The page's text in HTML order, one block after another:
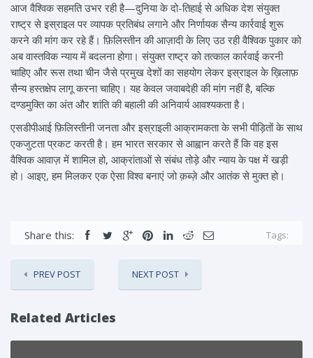
आज वैश्विक सहमति उभर रही है—दुनिया के दो-तिहाई से अधिक देश संयुक्त
राष्ट्र से इस्राइल पर व्यापक प्रतिबंध लगाने और निर्णायक सैन्य कार्रवाई शुरू
करने की मांग कर रहे हैं। फ़िलिस्तीन की आज़ादी के लिए उठ रही वैश्विक पुकार को
अब वास्तविक न्याय में बदलना होगा। संयुक्त राष्ट्र को तत्काल कार्रवाई करनी
चाहिए और रूस तथा चीन जैसे प्रमुख देशों का सहयोग लेकर इस्राइल के ख़िलाफ़
सैन्य हस्तक्षेप लागू करना चाहिए। यह केवल जवाबदेही की मांग नहीं है, बल्कि
दण्डमुक्ति का अंत और शांति की बहाली की अनिवार्य आवश्यकता है।
एसडीपीआई फ़िलिस्तीनी जनता और इस्राइली आक्रामकता के सभी पीड़ितों के साथ
एकजुटता प्रकट करती है। हम भारत सरकार से आह्वान करते हैं कि वह इस
वैश्विक आवाज़ में शामिल हो, आक्रांताओं से संबंध तोड़े और न्याय के पक्ष में खड़ी
हो। आइए, हम मिलकर एक ऐसा विश्व बनाएं जो क़ब्ज़े और आतंक से मुक्त हो।
Share this: Tags:
PREV POST NEXT POST
Related Articles